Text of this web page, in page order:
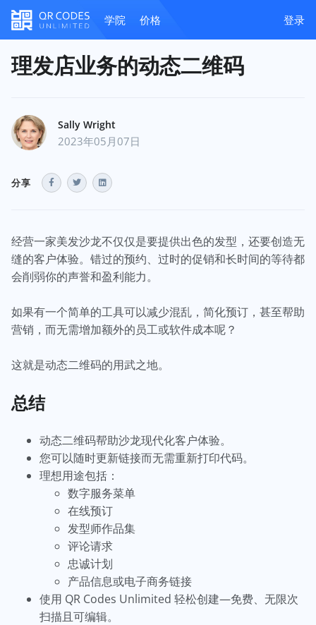
学院 价格 登录
理发店业务的动态二维码
Sally Wright
2023年05月07日
分享
经营一家美发沙龙不仅仅是要提供出色的发型，还要创造无
缝的客户体验。错过的预约、过时的促销和长时间的等待都
会削弱你的声誉和盈利能力。
如果有一个简单的工具可以减少混乱，简化预订，甚至帮助
营销，而无需增加额外的员工或软件成本呢？
这就是动态二维码的用武之地。
总结
动态二维码帮助沙龙现代化客户体验。
您可以随时更新链接而无需重新打印代码。
理想用途包括：
数字服务菜单
在线预订
发型师作品集
评论请求
忠诚计划
产品信息或电子商务链接
使用 QR Codes Unlimited 轻松创建—免费、无限次
扫描且可编辑。